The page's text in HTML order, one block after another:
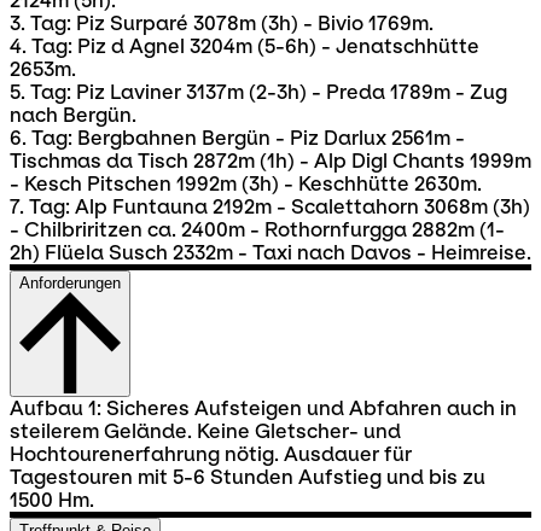
3. Tag: Piz Surparé 3078m (3h) - Bivio 1769m.
4. Tag: Piz d Agnel 3204m (5-6h) - Jenatschhütte
2653m.
5. Tag: Piz Laviner 3137m (2-3h) - Preda 1789m - Zug
nach Bergün.
6. Tag: Bergbahnen Bergün - Piz Darlux 2561m -
Tischmas da Tisch 2872m (1h) - Alp Digl Chants 1999m
- Kesch Pitschen 1992m (3h) - Keschhütte 2630m.
7. Tag: Alp Funtauna 2192m - Scalettahorn 3068m (3h)
- Chilbriritzen ca. 2400m - Rothornfurgga 2882m (1-
2h) Flüela Susch 2332m - Taxi nach Davos - Heimreise.
Anforderungen
Aufbau 1: Sicheres Aufsteigen und Abfahren auch in
steilerem Gelände. Keine Gletscher- und
Hochtourenerfahrung nötig. Ausdauer für
Tagestouren mit 5-6 Stunden Aufstieg und bis zu
1500 Hm.